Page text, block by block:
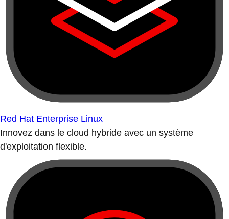
Red Hat Enterprise Linux
Innovez dans le cloud hybride avec un système
d'exploitation flexible.